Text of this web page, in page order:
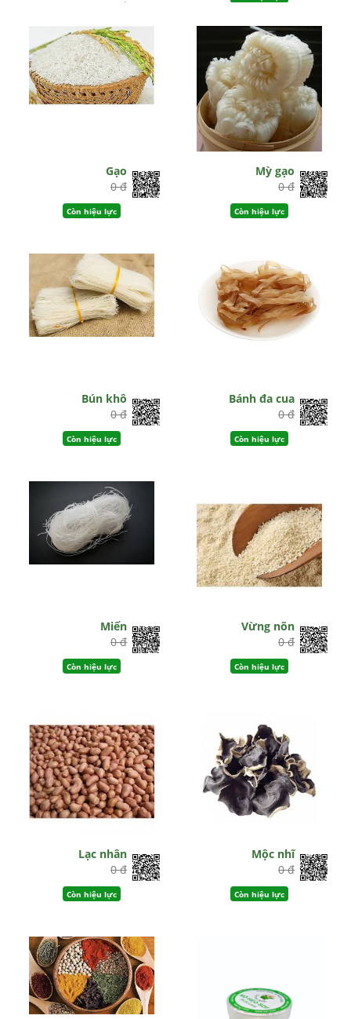
0 đ
Còn hiệu lực
Gạo
0 đ
Còn hiệu lực
Mỳ gạo
0 đ
Còn hiệu lực
Bún khô
0 đ
Còn hiệu lực
Bánh đa cua
0 đ
Còn hiệu lực
Miến
0 đ
Còn hiệu lực
Vừng nõn
0 đ
Còn hiệu lực
Lạc nhân
0 đ
Còn hiệu lực
Mộc nhĩ
0 đ
Còn hiệu lực